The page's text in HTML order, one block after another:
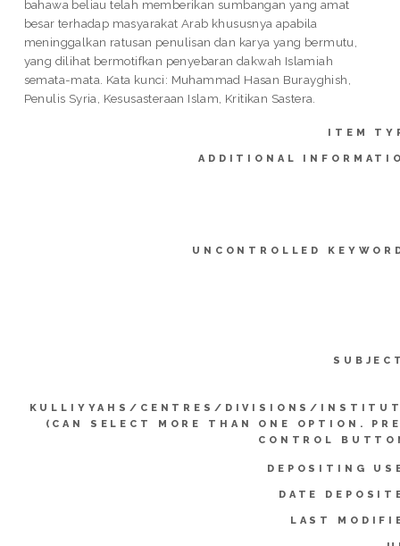
bahawa beliau telah memberikan sumbangan yang amat
besar terhadap masyarakat Arab khususnya apabila
meninggalkan ratusan penulisan dan karya yang bermutu,
yang dilihat bermotifkan penyebaran dakwah Islamiah
semata-mata. Kata kunci: Muhammad Hasan Burayghish,
Penulis Syria, Kesusasteraan Islam, Kritikan Sastera.
ITEM
ADDITIONAL
UNCONTROLLED
KULLIYYAHS/CENTRES/DIVISIONS/
(CAN SELECT MORE THAN ONE OPTION.
CONTROL
DEPOSITING
DATE
LAST